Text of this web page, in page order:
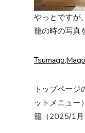
やっとですが
籠の時の写真
トップペー
ットメニュ
籠（2025/1月